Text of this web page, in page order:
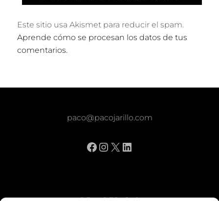
Este sitio usa Akismet para reducir el spam.
Aprende cómo se procesan los datos de tus
comentarios.
paco@pacojarillo.com
Facebook
Instagram
X LinkedIn